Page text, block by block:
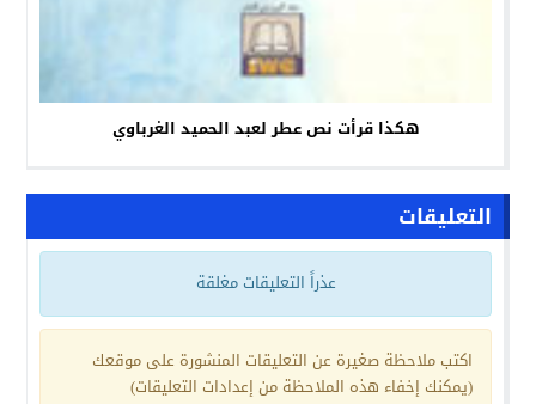
هكذا قرأت نص عطر لعبد الحميد الغرباوي
التعليقات
عذراً التعليقات مغلقة
اكتب ملاحظة صغيرة عن التعليقات المنشورة على موقعك
(يمكنك إخفاء هذه الملاحظة من إعدادات التعليقات)